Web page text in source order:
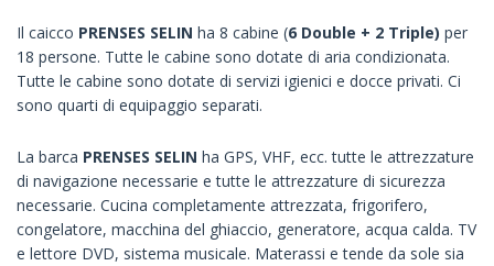
Il caicco PRENSES SELIN ha 8 cabine (6 Double + 2 Triple) per
18 persone. Tutte le cabine sono dotate di aria condizionata.
Tutte le cabine sono dotate di servizi igienici e docce privati. Ci
sono quarti di equipaggio separati.
La barca PRENSES SELIN ha GPS, VHF, ecc. tutte le attrezzature
di navigazione necessarie e tutte le attrezzature di sicurezza
necessarie. Cucina completamente attrezzata, frigorifero,
congelatore, macchina del ghiaccio, generatore, acqua calda. TV
e lettore DVD, sistema musicale. Materassi e tende da sole sia